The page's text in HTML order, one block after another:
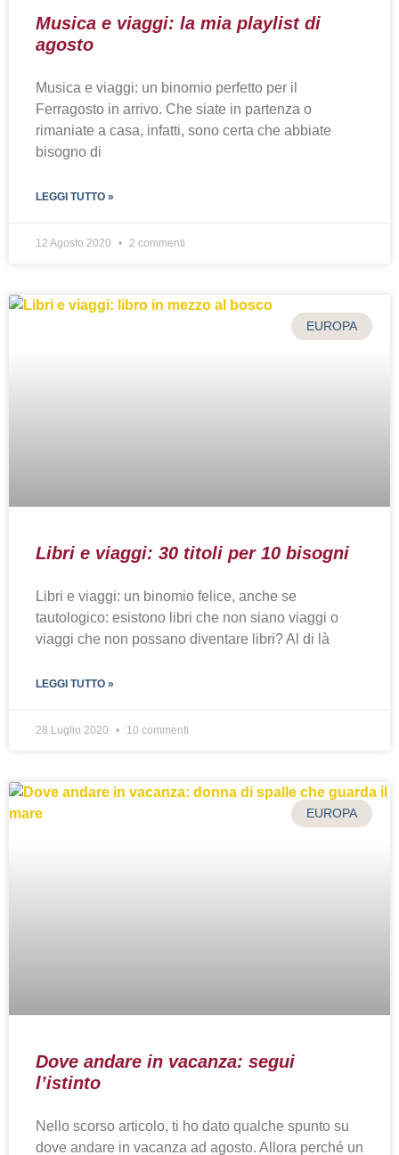
Musica e viaggi: la mia playlist di
agosto
Musica e viaggi: un binomio perfetto per il
Ferragosto in arrivo. Che siate in partenza o
rimaniate a casa, infatti, sono certa che abbiate
bisogno di
LEGGI TUTTO »
12 Agosto 2020 2 commenti
EUROPA
Libri e viaggi: 30 titoli per 10 bisogni
Libri e viaggi: un binomio felice, anche se
tautologico: esistono libri che non siano viaggi o
viaggi che non possano diventare libri? Al di là
LEGGI TUTTO »
28 Luglio 2020 10 commenti
EUROPA
Dove andare in vacanza: segui
l’istinto
Nello scorso articolo, ti ho dato qualche spunto su
dove andare in vacanza ad agosto. Allora perché un